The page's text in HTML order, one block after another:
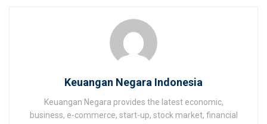
Keuangan Negara Indonesia
Keuangan Negara provides the latest economic,
business, e-commerce, start-up, stock market, financial